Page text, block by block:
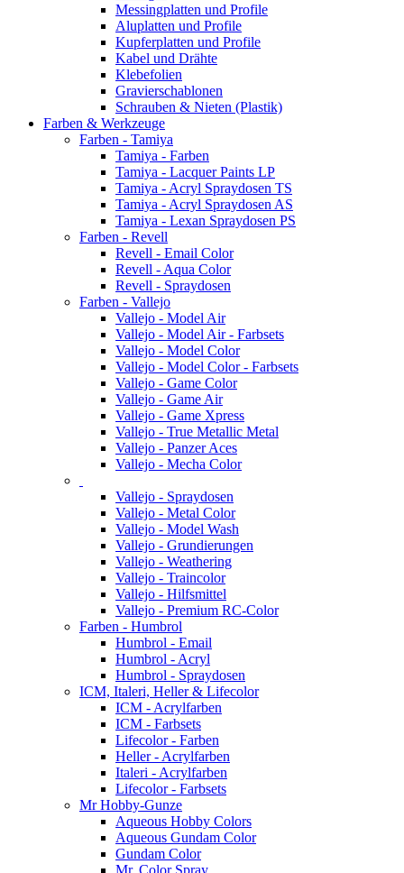
Messingplatten und Profile
Aluplatten und Profile
Kupferplatten und Profile
Kabel und Drähte
Klebefolien
Gravierschablonen
Schrauben & Nieten (Plastik)
Farben & Werkzeuge
Farben - Tamiya
Tamiya - Farben
Tamiya - Lacquer Paints LP
Tamiya - Acryl Spraydosen TS
Tamiya - Acryl Spraydosen AS
Tamiya - Lexan Spraydosen PS
Farben - Revell
Revell - Email Color
Revell - Aqua Color
Revell - Spraydosen
Farben - Vallejo
Vallejo - Model Air
Vallejo - Model Air - Farbsets
Vallejo - Model Color
Vallejo - Model Color - Farbsets
Vallejo - Game Color
Vallejo - Game Air
Vallejo - Game Xpress
Vallejo - True Metallic Metal
Vallejo - Panzer Aces
Vallejo - Mecha Color
Vallejo - Spraydosen
Vallejo - Metal Color
Vallejo - Model Wash
Vallejo - Grundierungen
Vallejo - Weathering
Vallejo - Traincolor
Vallejo - Hilfsmittel
Vallejo - Premium RC-Color
Farben - Humbrol
Humbrol - Email
Humbrol - Acryl
Humbrol - Spraydosen
ICM, Italeri, Heller & Lifecolor
ICM - Acrylfarben
ICM - Farbsets
Lifecolor - Farben
Heller - Acrylfarben
Italeri - Acrylfarben
Lifecolor - Farbsets
Mr Hobby-Gunze
Aqueous Hobby Colors
Aqueous Gundam Color
Gundam Color
Mr. Color Spray